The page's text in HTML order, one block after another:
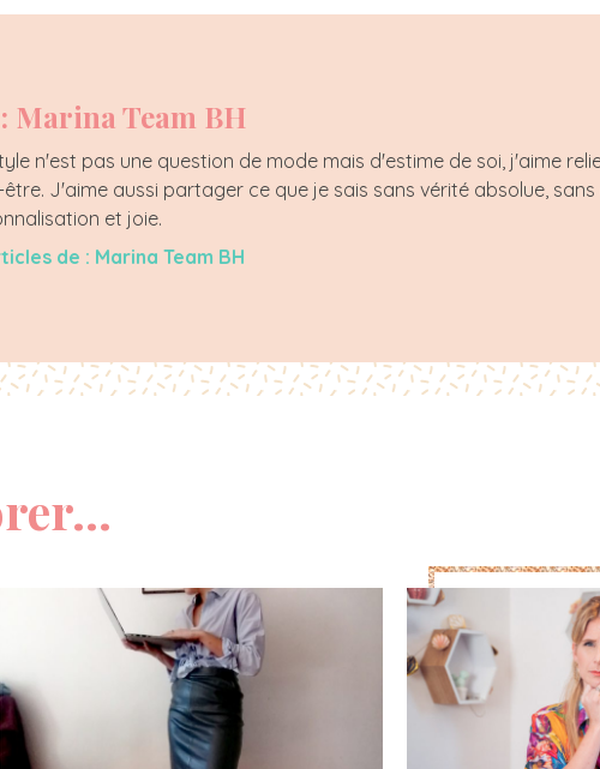
Marina Team BH
n'est pas une question de mode mais d'estime de soi, j'aime
J'aime aussi partager ce que je sais sans vérité absolue,
et joie.
de : Marina Team BH